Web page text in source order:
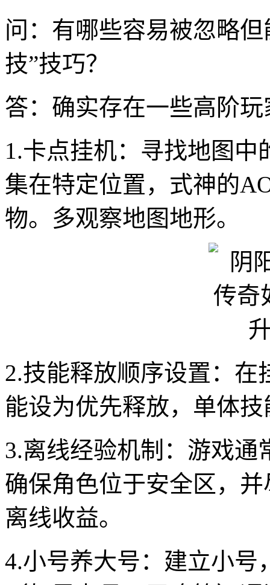
问：有哪些容易被忽略
技”技巧？
答：确实存在一些高阶
1.卡点挂机：寻找地图
集在特定位置，式神的
物。多观察地图地形。
2.技能释放顺序设置：在
能设为优先释放，单体
3.离线经验机制：游戏
确保角色位于安全区，
离线收益。
4.小号养大号：建立小号